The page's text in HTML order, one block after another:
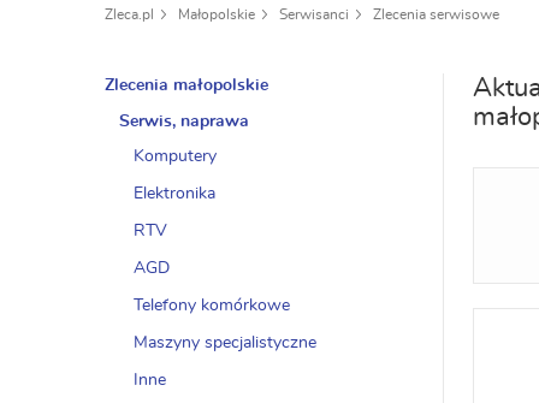
Zleca.pl Małopolskie Serwisanci Zlecenia serwisowe
Zlecenia małopolskie
Serwis, naprawa
Komputery
Elektronika
RTV
AGD
Telefony komórkowe
Maszyny specjalistyczne
Inne